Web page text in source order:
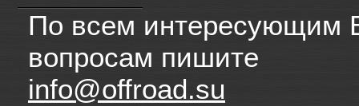
По всем интересующим
вопросам пишите
info@offroad.su